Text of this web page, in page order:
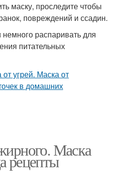
маску, проследите чтобы
повреждений и ссадин.
распаривать для
питательных
Маска
рецепты